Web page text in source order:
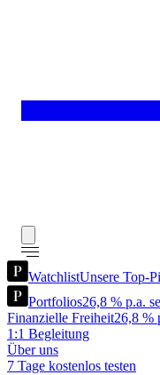
WatchlistUnsere Top-
Portfolios26,8 % p.a.
Finanzielle Freiheit26,8 %
1:1 Begleitung
Über uns
7 Tage kostenlos testen